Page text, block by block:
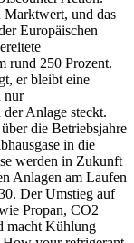
Marktwert, und das
Europäischen
rund 250 Prozent.
er bleibt eine
nur
Anlage steckt.
die Betriebsjahre
in die
werden in Zukunft
Anlagen am Laufen
Der Umstieg auf
Propan, CO2
macht Kühlung